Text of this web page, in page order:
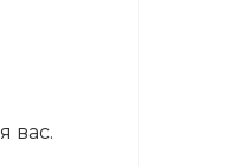
вас.